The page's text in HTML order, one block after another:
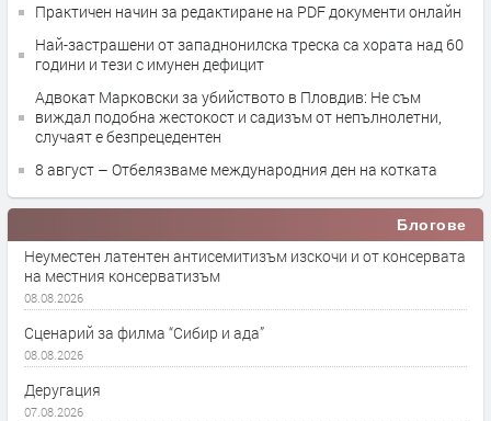
Практичен начин за редактиране на PDF документи онлайн
Най-застрашени от западнонилска треска са хората над 60
години и тези с имунен дефицит
Адвокат Марковски за убийството в Пловдив: Не съм
виждал подобна жестокост и садизъм от непълнолетни,
случаят е безпрецедентен
8 август – Отбелязваме международния ден на котката
Блогове
Неуместен латентен антисемитизъм изскочи и от консервата
на местния консерватизъм
08.08.2026
Сценарий за филма “Сибир и ада”
08.08.2026
Деругация
07.08.2026